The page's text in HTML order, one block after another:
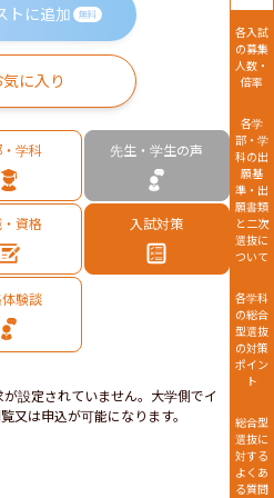
トに追加 無料
気に入り
学科 先生・学生の声
資格 入試対策
験談
設定されていません。大学側でイ
又は申込が可能になります。
各入試
の募集
人数・
倍率
各学
部・学
科の出
願基
準・出
願書類
と二次
選抜に
ついて
各学科
の総合
型選抜
の対策
ポイン
ト
総合型
選抜に
対する
よくあ
る質問